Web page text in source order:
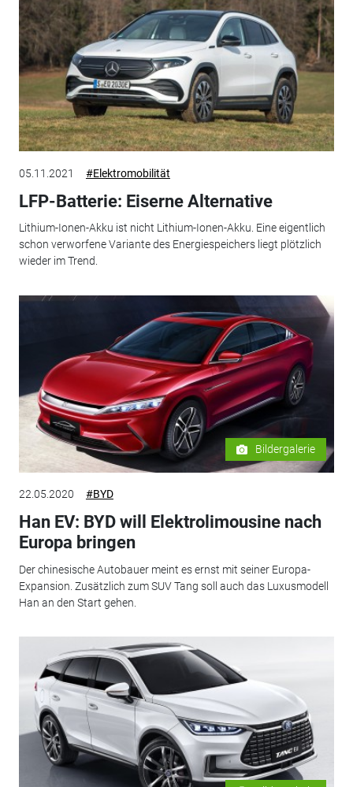
05.11.2021 #Elektromobilität
LFP-Batterie: Eiserne Alternative
Lithium-Ionen-Akku ist nicht Lithium-Ionen-Akku. Eine eigentlich
schon verworfene Variante des Energiespeichers liegt plötzlich
wieder im Trend.
Bildergalerie
22.05.2020 #BYD
Han EV: BYD will Elektrolimousine nach
Europa bringen
Der chinesische Autobauer meint es ernst mit seiner Europa-
Expansion. Zusätzlich zum SUV Tang soll auch das Luxusmodell
Han an den Start gehen.